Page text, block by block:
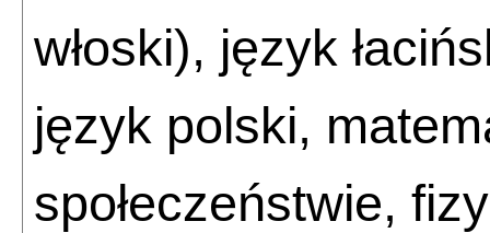
włoski), język
język polski,
społeczeństwie,